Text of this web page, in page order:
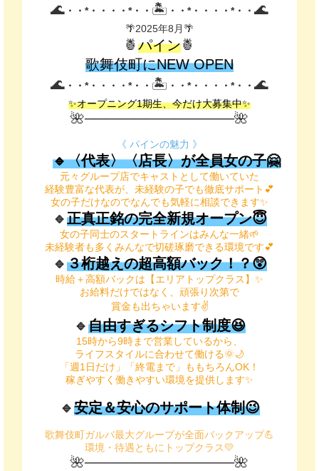
🌊 ・・*・・・・*・・ 🏝️ ・・*・・・・*・・ 🌊
🌴2025年8月🌴
🍍 パイン🍍
歌舞伎町にNEW OPEN
🌊 ・・*・・・・*・・ 🏝️ ・・*・・・・*・・ 🌊
✨オープニング1期生、今だけ大募集中✨
🌺───────────────🌺
《 パインの魅力 》
🔹〈代表〉〈店長〉が全員女の子🤗
元々グループ店でキャストとして働いていた
経験豊富な代表が、未経験の子でも徹底サポート💕
女の子だけなのでなんでも気軽に相談できます✨
🔹正真正銘の完全新規オープン😇
女の子同士のスタートラインはみんな一緒🌱
未経験者も多くみんなで切磋琢磨できる環境です💕
🔹３桁越えの超高額バック！？😲
時給＋高額バックは【エリアトップクラス】✨
お給料だけではなく、頑張り次第で
賞金も出ちゃいます✌️
🔹自由すぎるシフト制度😆
15時から9時まで営業しているから、
ライフスタイルに合わせて働ける🌞🌙
「週1日だけ」「終電まで」ももちろんOK！
稼ぎやすく働きやすい環境を提供します✨
🔹安定＆安心のサポート体制😉
歌舞伎町ガルバ最大グループが全面バックアップ💪
環境・待遇ともにトップクラス💛
🌺───────────────🌺